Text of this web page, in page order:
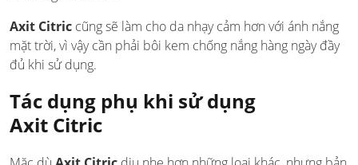
Axit Citric cũng sẽ làm cho da nhạy cảm hơn với ánh nắng
mặt trời, vì vậy cần phải bôi kem chống nắng hàng ngày đầy
đủ khi sử dụng.
Tác dụng phụ khi sử dụng
Axit Citric